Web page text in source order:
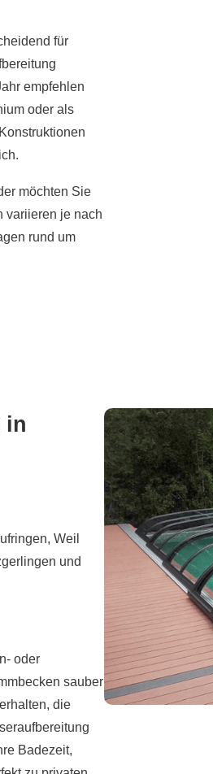
für
empfehlen
oder als
möchten Sie
variieren je nach
rund um
in
Weil
und
oder
sauber
die
Badezeit,